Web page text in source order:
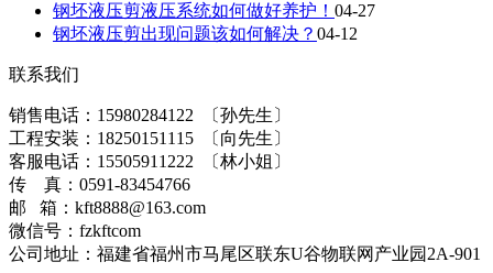
钢坯液压剪液压系统如何做好养护！ 04-27
钢坯液压剪出现问题该如何解决？ 04-12
联系我们
销售电话：15980284122 〔孙先生〕
工程安装：18250151115 〔向先生〕
客服电话：15505911222 〔林小姐〕
传 真：0591-83454766
邮 箱：kft8888@163.com
微信号：fzkftcom
公司地址：福建省福州市马尾区联东U谷物联网产业园2A-901